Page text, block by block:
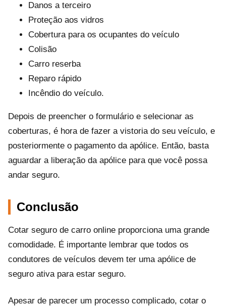
Danos a terceiro
Proteção aos vidros
Cobertura para os ocupantes do veículo
Colisão
Carro reserba
Reparo rápido
Incêndio do veículo.
Depois de preencher o formulário e selecionar as
coberturas, é hora de fazer a vistoria do seu veículo, e
posteriormente o pagamento da apólice. Então, basta
aguardar a liberação da apólice para que você possa
andar seguro.
Conclusão
Cotar seguro de carro online proporciona uma grande
comodidade. É importante lembrar que todos os
condutores de veículos devem ter uma apólice de
seguro ativa para estar seguro.
Apesar de parecer um processo complicado, cotar o